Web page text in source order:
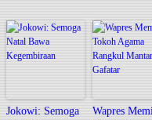
Jokowi: Semoga
Wapres